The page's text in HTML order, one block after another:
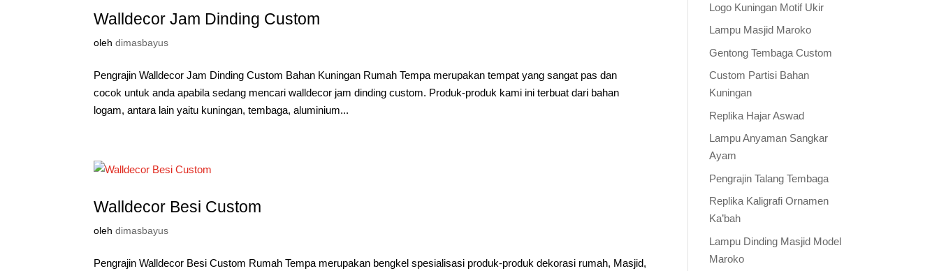
Walldecor Jam Dinding Custom
olehdimasbayus
Pengrajin Walldecor Jam Dinding Custom Bahan Kuningan Rumah Tempa merupakan tempat yang sangat pas dan
cocok untuk anda apabila sedang mencari walldecor jam dinding custom. Produk-produk kami ini terbuat dari bahan
logam, antara lain yaitu kuningan, tembaga, aluminium...
Walldecor Besi Custom
olehdimasbayus
Pengrajin Walldecor Besi Custom Rumah Tempa merupakan bengkel spesialisasi produk-produk dekorasi rumah, Masjid,
Logo Kuningan Motif Ukir
Lampu Masjid Maroko
Gentong Tembaga Custom
Custom Partisi Bahan
Kuningan
Replika Hajar Aswad
Lampu Anyaman Sangkar
Ayam
Pengrajin Talang Tembaga
Replika Kaligrafi Ornamen
Ka’bah
Lampu Dinding Masjid Model
Maroko